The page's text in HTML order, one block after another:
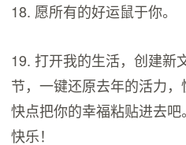
18. 愿所有的好运鼠于你。
19. 打开我的生活，创建新
节，一键还原去年的活力，
快点把你的幸福粘贴进去
快乐！